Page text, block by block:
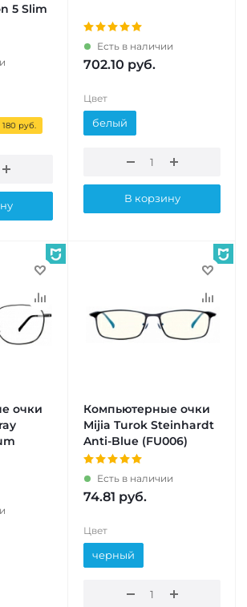
5 Slim
руб.
Есть в наличии
702.10 руб.
Цвет
белый
В корзину
очки
Компьютерные очки
Mijia Turok Steinhardt
Anti-Blue (FU006)
Есть в наличии
74.81 руб.
Цвет
черный